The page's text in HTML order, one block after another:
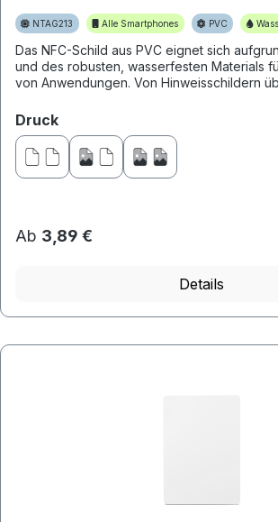
NTAG213 Alle Smartphones PVC
Das NFC-Schild aus PVC eignet sich
und des robusten, wasserfesten Materials
von Anwendungen. Von Hinweisschildern
Druckauswählen
Ab 3,89 €
Details